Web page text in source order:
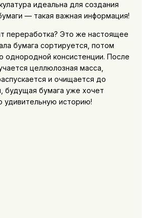
идеальна для создания
— такая важная информация!
переработка? Это же настоящее
бумага сортируется, потом
однородной консистенции. После
целлюлозная масса,
и очищается до
будущая бумага уже хочет
удивительную историю!